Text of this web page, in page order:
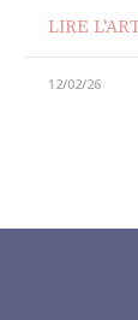
LIRE
12/02/26